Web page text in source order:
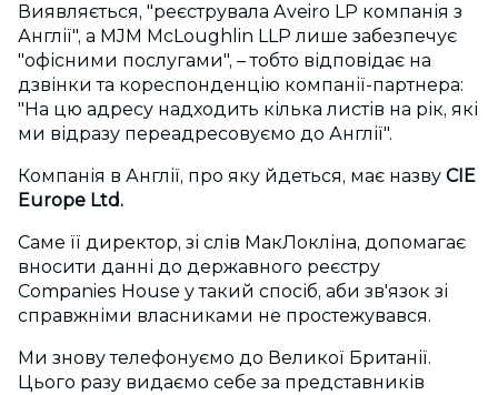
Виявляється, "реєструвала Aveiro LP компанія з
Англії", а MJM McLoughlin LLP лише забезпечує
"офісними послугами", – тобто відповідає на
дзвінки та кореспонденцію компанії-партнера:
"На цю адресу надходить кілька листів на рік, які
ми відразу переадресовуємо до Англії".
Компанія в Англії, про яку йдеться, має назву CIE
Europe Ltd.
Саме її директор, зі слів МакЛокліна, допомагає
вносити данні до державного реєстру
Companies House у такий спосіб, аби зв'язок зі
справжніми власниками не простежувався.
Ми знову телефонуємо до Великої Британії.
Цього разу видаємо себе за представників